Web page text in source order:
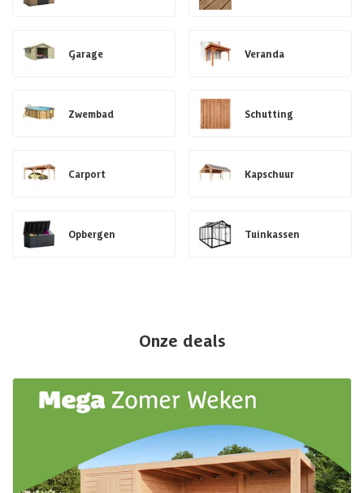
Garage Veranda
Zwembad Schutting
Carport Kapschuur
Opbergen Tuinkassen
Onze deals